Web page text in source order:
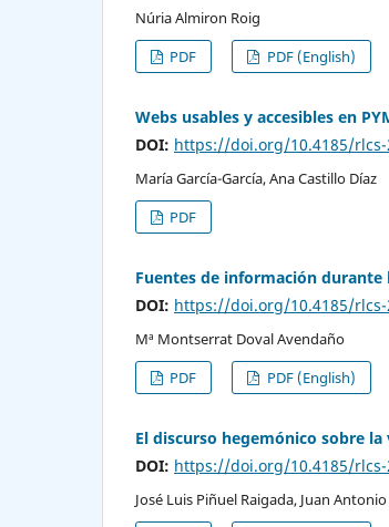
Núria Almiron Roig
PDF
PDF (English)
Webs usables y accesibles en
DOI: https://doi.org/10.4185/rlcs-
María García-García, Ana Castillo Díaz
PDF
Fuentes de información durante
DOI: https://doi.org/10.4185/rlcs-
Mª Montserrat Doval Avendaño
PDF
PDF (English)
El discurso hegemónico sobre
DOI: https://doi.org/10.4185/rlcs-
José Luis Piñuel Raigada, Juan